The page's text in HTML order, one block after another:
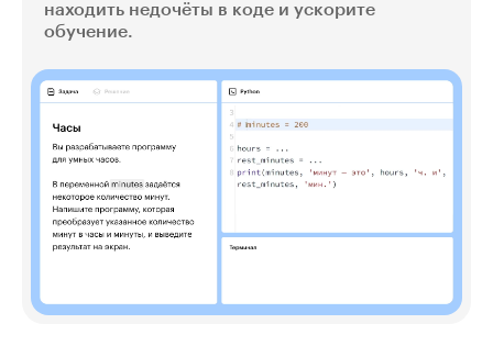
находить недочёты в коде и ускорите
обучение.